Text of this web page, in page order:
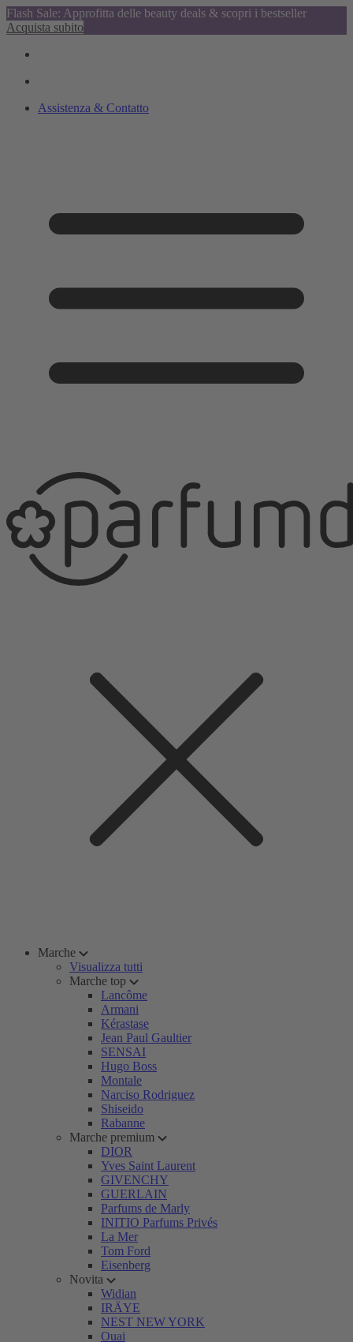
Flash Sale: Approfitta delle beauty deals & scopri i bestseller
Acquista subito
Assistenza & Contatto
Marche
Visualizza tutti
Marche top
Lancôme
Armani
Kérastase
Jean Paul Gaultier
SENSAI
Hugo Boss
Montale
Narciso Rodriguez
Shiseido
Rabanne
Marche premium
DIOR
Yves Saint Laurent
GIVENCHY
GUERLAIN
Parfums de Marly
INITIO Parfums Privés
La Mer
Tom Ford
Eisenberg
Novita
Widian
IRÄYE
NEST NEW YORK
Ouai